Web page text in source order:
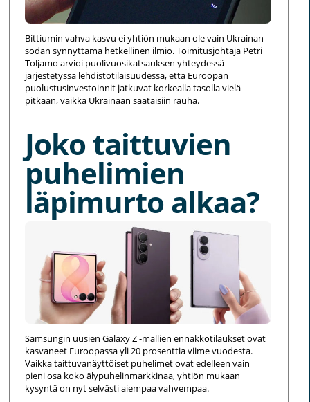
Bittiumin vahva kasvu ei yhtiön mukaan ole vain Ukrainan
sodan synnyttämä hetkellinen ilmiö. Toimitusjohtaja Petri
Toljamo arvioi puolivuosikatsauksen yhteydessä
järjestetyssä lehdistötilaisuudessa, että Euroopan
puolustusinvestoinnit jatkuvat korkealla tasolla vielä
pitkään, vaikka Ukrainaan saataisiin rauha.
Joko taittuvien
puhelimien
läpimurto alkaa?
Samsungin uusien Galaxy Z -mallien ennakkotilaukset ovat
kasvaneet Euroopassa yli 20 prosenttia viime vuodesta.
Vaikka taittuvanäyttöiset puhelimet ovat edelleen vain
pieni osa koko älypuhelinmarkkinaa, yhtiön mukaan
kysyntä on nyt selvästi aiempaa vahvempaa.